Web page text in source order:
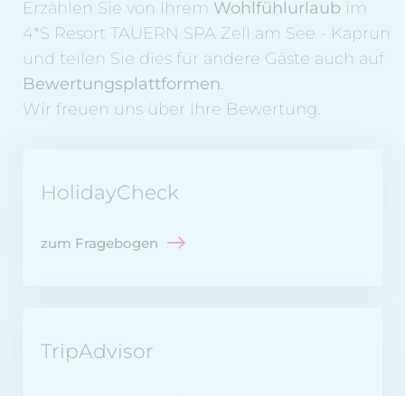
Erzählen Sie von Ihrem Wohlfühlurlaub im
4*S Resort TAUERN SPA Zell am See - Kaprun
und teilen Sie dies für andere Gäste auch auf
Bewertungsplattformen.
Wir freuen uns über Ihre Bewertung.
HolidayCheck
zum Fragebogen
TripAdvisor